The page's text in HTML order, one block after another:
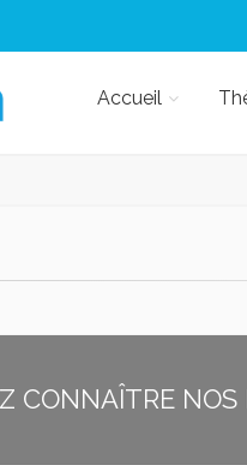
Accueil
CONNAÎTRE NOS